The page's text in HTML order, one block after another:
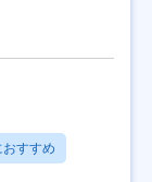
すすめ